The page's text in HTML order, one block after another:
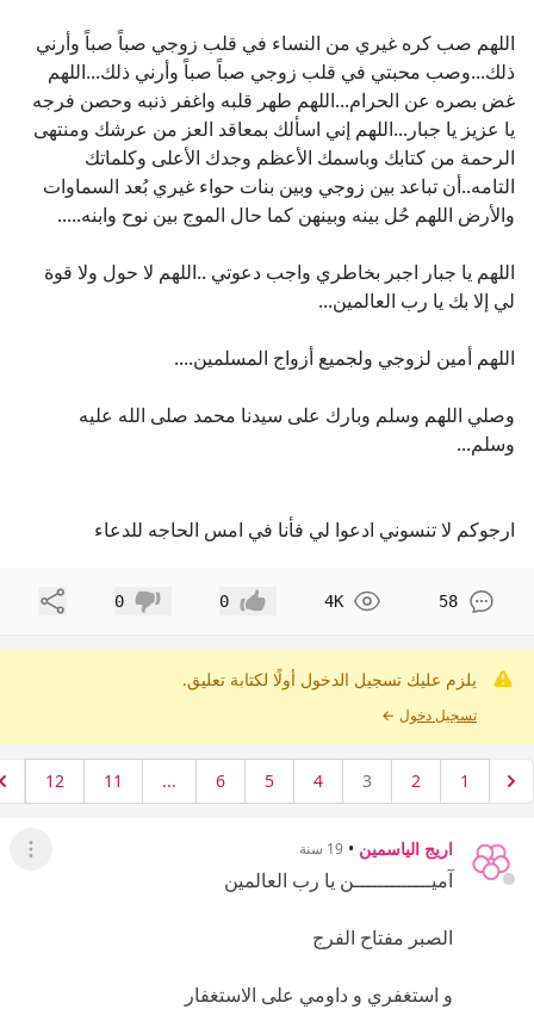
اللهم صب كره غيري من النساء في قلب زوجي صباً صباً وأرني
ذلك...وصب محبتي في قلب زوجي صباً صباً وأرني ذلك...اللهم
غض بصره عن الحرام...اللهم طهر قلبه واغفر ذنبه وحصن فرجه
يا عزيز يا جبار...اللهم إني اسألك بمعاقد العز من عرشك ومنتهى
الرحمة من كتابك وباسمك الأعظم وجدك الأعلى وكلماتك
التامه..أن تباعد بين زوجي وبين بنات حواء غيري بُعد السماوات
والأرض اللهم حُل بينه وبينهن كما حال الموج بين نوح وابنه.....
اللهم يا جبار اجبر بخاطري واجب دعوتي ..اللهم لا حول ولا قوة
لي إلا بك يا رب العالمين...
اللهم أمين لزوجي ولجميع أزواج المسلمين....
وصلي اللهم وسلم وبارك على سيدنا محمد صلى الله عليه
وسلم...
ارجوكم لا تنسوني ادعوا لي فأنا في امس الحاجه للدعاء
58
4K إعجاب 0 عدم إعجاب
0 مشاركة
يلزم عليك تسجيل الدخول أولًا لكتابة تعليق.
تسجيل دخول ←
1
2
3
4
5
6
...
11
12
اريج الياسمين • 19 سنة عرض
آميـــــــــــــن يا رب العالمين
الصبر مفتاح الفرج
و استغفري و داومي على الاستغفار